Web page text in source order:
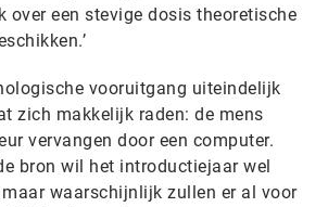
over een stevige dosis theoretische
vooruitgang uiteindelijk
zich makkelijk raden: de mens
vervangen door een computer.
bron wil het introductiejaar wel
waarschijnlijk zullen er al voor